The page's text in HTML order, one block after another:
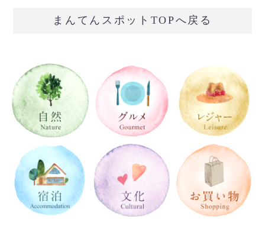
まんてんスポットTOPへ戻る